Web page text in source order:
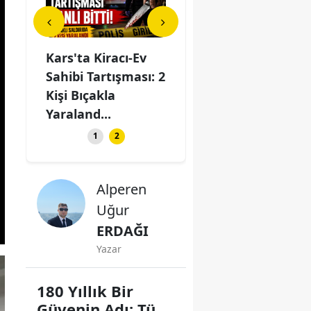
2
80 Kilometrelik
Asfalt Parasına, 40
Yıl Asfalt Üretecek
Tesi...
1 2
Alperen
Uğur
ERDAĞI
Yazar
180 Yıllık Bir